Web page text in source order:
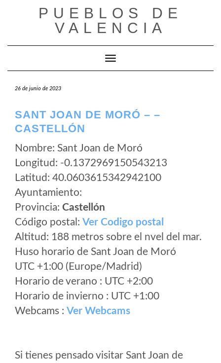
PUEBLOS DE
VALENCIA
Cambiar modo de navegación
26 de junio de 2023
SANT JOAN DE MORÓ – –
CASTELLÓN
Nombre: Sant Joan de Moró
Longitud: -0.1372969150543213
Latitud: 40.0603615342942100
Ayuntamiento:
Provincia: Castellón
Código postal: Ver Codigo postal
Altitud: 188 metros sobre el nvel del mar.
Huso horario de Sant Joan de Moró
UTC +1:00 (Europe/Madrid)
Horario de verano : UTC +2:00
Horario de invierno : UTC +1:00
Webcams : Ver Webcams
Si tienes pensado visitar Sant Joan de